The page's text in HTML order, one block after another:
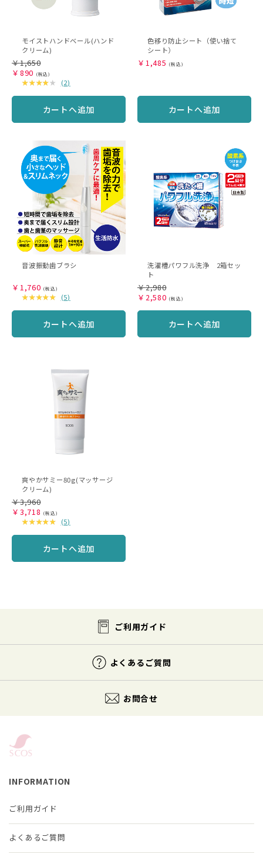
モイストハンドベール(ハンド
クリーム)
￥1,650
￥ 890
(2)
カートへ追加
色移り防止シート（使い捨て
シート）
￥ 1,485
カートへ追加
音波振動歯ブラシ
￥ 1,760
(5)
カートへ追加
洗濯槽パワフル洗浄 2箱セッ
ト
￥2,980
￥ 2,580
カートへ追加
爽やかサミー80g(マッサージ
クリーム)
￥3,960
￥ 3,718
(5)
カートへ追加
ご利用ガイド
よくあるご質問
お問合せ
INFORMATION
ご利用ガイド
よくあるご質問